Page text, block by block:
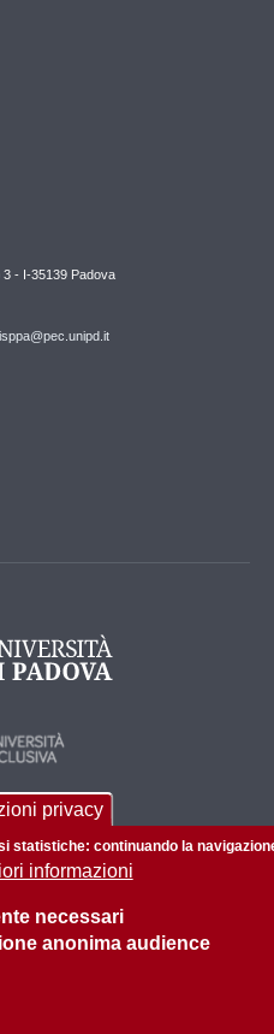
3 - I-35139 Padova
- Tutti i diritti riservati
80006480281
sito
privacy
statistiche: continuando la
informazioni
necessari
anonima audience